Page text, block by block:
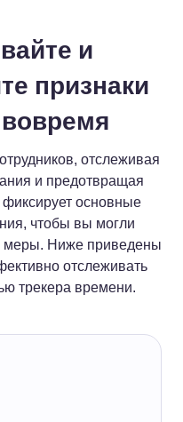
и
признаки
отслеживая
и предотвращая
основные
чтобы вы могли
меры. Ниже приведены
отслеживать
трекера времени.